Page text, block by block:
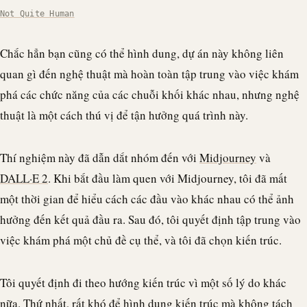
Not Quite Human
Chắc hẳn bạn cũng có thể hình dung, dự án này không liên
quan gì đến nghệ thuật mà hoàn toàn tập trung vào việc khám
phá các chức năng của các chuỗi khối khác nhau, nhưng nghệ
thuật là một cách thú vị để tận hưởng quá trình này.
Thí nghiệm này đã dẫn dắt nhóm đến với Midjourney và
DALL·E 2. Khi bắt đầu làm quen với Midjourney, tôi đã mất
một thời gian để hiểu cách các đầu vào khác nhau có thể ảnh
hưởng đến kết quả đầu ra. Sau đó, tôi quyết định tập trung vào
việc khám phá một chủ đề cụ thể, và tôi đã chọn kiến trúc.
Tôi quyết định đi theo hướng kiến trúc vì một số lý do khác
nữa. Thứ nhất, rất khó để hình dung kiến trúc mà không tách